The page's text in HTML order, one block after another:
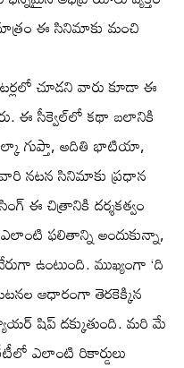
మాత్రం ఈ సినిమాకు మంచి
చూడని వారు కూడా ఈ
ఈ సీక్వెల్‌లో కథా బలానికి
గుప్తా, అదితి భాటియా,
నటన సినిమాకు ప్రధాన
ఈ చిత్రానికి దర్శకత్వం
ఫలితాన్ని అందుకున్నా,
ఉంటుంది. ముఖ్యంగా ‘ది
ఆధారంగా తెరకెక్కిన
షిప్ దక్కుతుంది. మరి మే
ఎలాంటి రికార్డులు